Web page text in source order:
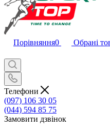
Порівняння0 Обрані
Телефони
(097) 106 30 05
(044) 594 85 75
Замовити дзвінок